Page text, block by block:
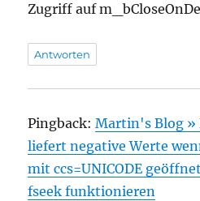
Zugriff auf
Antworten
Pingback:Martin's Blog »
liefert negative Werte
mit ccs=UNICODE
fseek funktionieren